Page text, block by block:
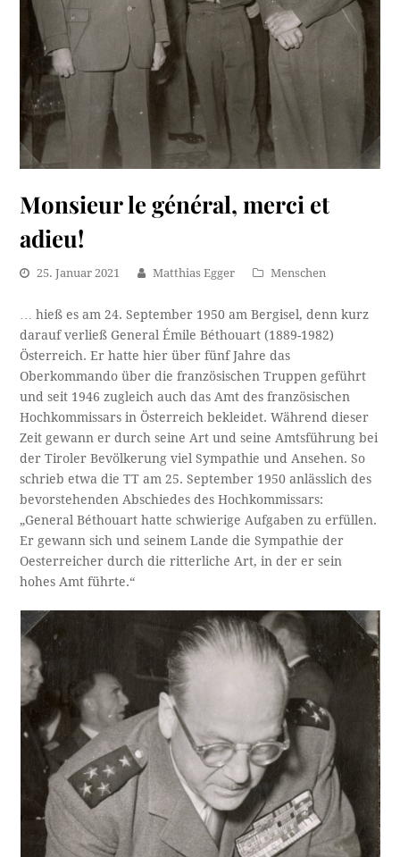
Monsieur le général, merci et
adieu!
25. Januar 2021 Matthias Egger Menschen
… hieß es am 24. September 1950 am Bergisel, denn kurz
darauf verließ General Émile Béthouart (1889-1982)
Österreich. Er hatte hier über fünf Jahre das
Oberkommando über die französischen Truppen geführt
und seit 1946 zugleich auch das Amt des französischen
Hochkommissars in Österreich bekleidet. Während dieser
Zeit gewann er durch seine Art und seine Amtsführung bei
der Tiroler Bevölkerung viel Sympathie und Ansehen. So
schrieb etwa die TT am 25. September 1950 anlässlich des
bevorstehenden Abschiedes des Hochkommissars:
„General Béthouart hatte schwierige Aufgaben zu erfüllen.
Er gewann sich und seinem Lande die Sympathie der
Oesterreicher durch die ritterliche Art, in der er sein
hohes Amt führte.“